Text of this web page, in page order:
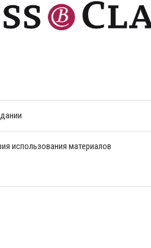
использования материалов